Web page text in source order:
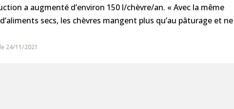
a augmenté d’environ 150 l/chèvre/an. « Avec la même
secs, les chèvres mangent plus qu’au pâturage et ne
24/11/2021